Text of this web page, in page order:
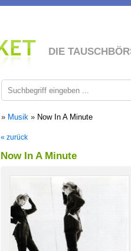
DIE
» Musik » Now In A Minute
« zurück
Now In A Minute